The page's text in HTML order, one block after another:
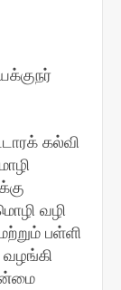
கல்வி
வழி
பள்ளி
வழங்கி